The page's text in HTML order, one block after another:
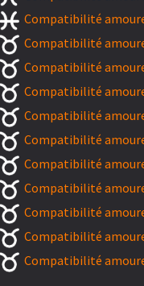
Compatibilité
Compatibilité
Compatibilité
Compatibilité
Compatibilité
Compatibilité
Compatibilité
Compatibilité
Compatibilité
Compatibilité
Compatibilité